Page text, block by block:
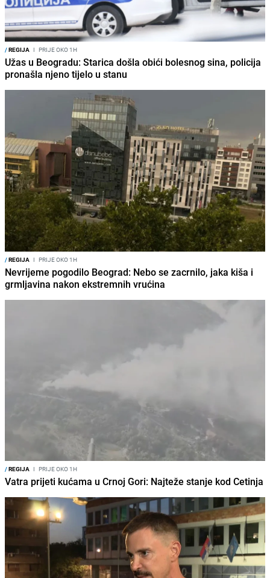
/REGIJA I PRIJE OKO 1H
Užas u Beogradu: Starica došla obići bolesnog sina, policija
pronašla njeno tijelo u stanu
/REGIJA I PRIJE OKO 1H
Nevrijeme pogodilo Beograd: Nebo se zacrnilo, jaka kiša i
grmljavina nakon ekstremnih vrućina
/REGIJA I PRIJE OKO 1H
Vatra prijeti kućama u Crnoj Gori: Najteže stanje kod Cetinja